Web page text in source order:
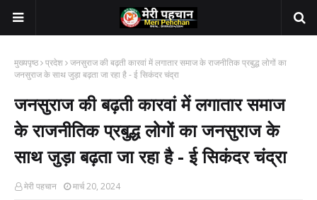
मुख्यपृष्ठ प्रदेश जनसुराज की बढ़ती कारवां में लगातार समाज के राजनीतिक प्रबुद्ध लोगों का
जनसुराज के साथ जुड़ा बढ़ता जा रहा है - ई सिकंदर चंद्रा
जनसुराज की बढ़ती कारवां में लगातार समाज
के राजनीतिक प्रबुद्ध लोगों का जनसुराज के
साथ जुड़ा बढ़ता जा रहा है - ई सिकंदर चंद्रा
मेरी पहचान मार्च 20, 2024